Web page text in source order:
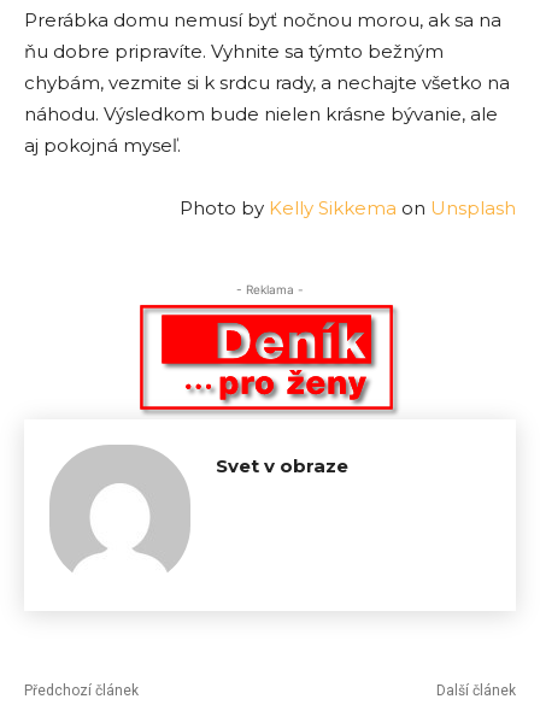
Prerábka domu nemusí byť nočnou morou, ak sa na
ňu dobre pripravíte. Vyhnite sa týmto bežným
chybám, vezmite si k srdcu rady, a nechajte všetko na
náhodu. Výsledkom bude nielen krásne bývanie, ale
aj pokojná myseľ.
Photo by Kelly Sikkema on Unsplash
- Reklama -
Svet v obraze
Předchozí článek Další článek